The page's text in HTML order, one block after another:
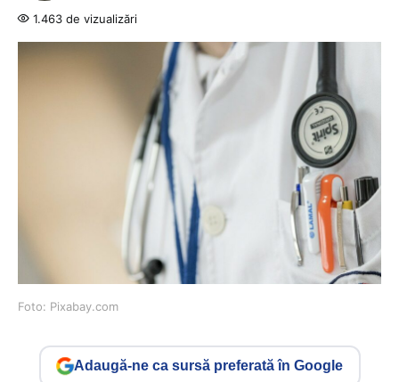
1.463 de vizualizări
Foto: Pixabay.com
Adaugă-ne ca sursă preferată în Google